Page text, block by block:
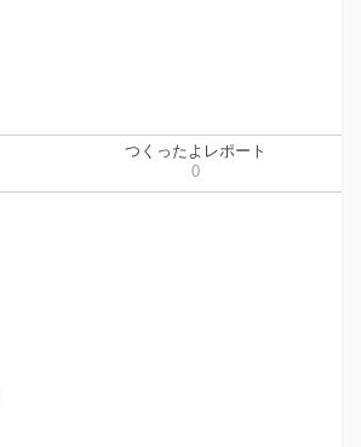
つくったよレポート
0